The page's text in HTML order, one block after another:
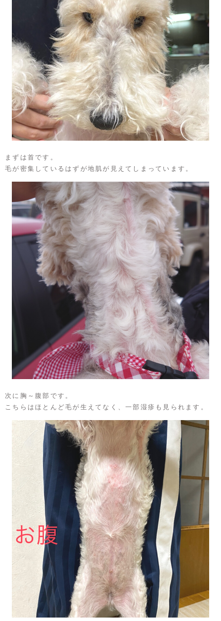
まずは首です。
毛が密集しているはずが地肌が見えてしまっています。
次に胸～腹部です。
こちらはほとんど毛が生えてなく、一部湿疹も見られます。